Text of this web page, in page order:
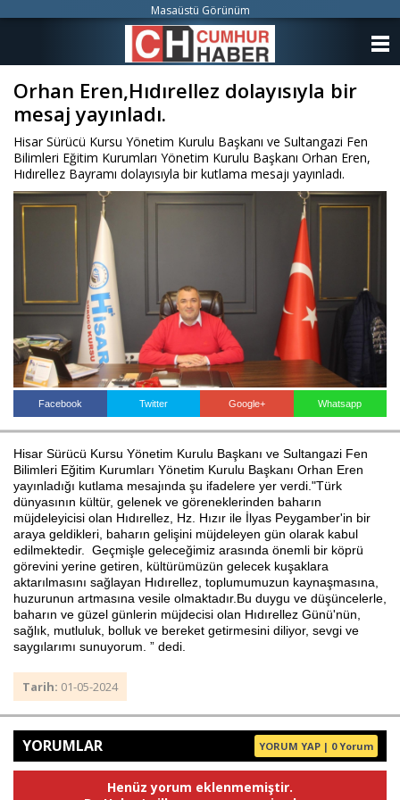
Orhan Eren,Hıdırellez dolayısıyla bir
mesaj yayınladı.
Hisar Sürücü Kursu Yönetim Kurulu Başkanı ve Sultangazi Fen
Bilimleri Eğitim Kurumları Yönetim Kurulu Başkanı Orhan Eren,
Hıdırellez Bayramı dolayısıyla bir kutlama mesajı yayınladı.
Facebook Twitter Google+ Whatsapp
Hisar Sürücü Kursu Yönetim Kurulu Başkanı ve Sultangazi Fen
Bilimleri Eğitim Kurumları Yönetim Kurulu Başkanı Orhan Eren
yayınladığı kutlama mesajında şu ifadelere yer verdi."Türk
dünyasının kültür, gelenek ve göreneklerinden baharın
müjdeleyicisi olan Hıdırellez, Hz. Hızır ile İlyas Peygamber'in bir
araya geldikleri, baharın gelişini müjdeleyen gün olarak kabul
edilmektedir. Geçmişle geleceğimiz arasında önemli bir köprü
görevini yerine getiren, kültürümüzün gelecek kuşaklara
aktarılmasını sağlayan Hıdırellez, toplumumuzun kaynaşmasına,
huzurunun artmasına vesile olmaktadır.Bu duygu ve düşüncelerle,
baharın ve güzel günlerin müjdecisi olan Hıdırellez Günü'nün,
sağlık, mutluluk, bolluk ve bereket getirmesini diliyor, sevgi ve
saygılarımı sunuyorum. ” dedi.
Tarih: 01-05-2024
YORUMLAR YORUM YAP | 0 Yorum
Henüz yorum eklenmemiştir.
Masaüstü Görünüm
KATEGORİLER
ANKETLER
FOTO GALERİ
VİDEO GALERİ
KÜNYE
İLETİŞİM
Haberin Doğru Adresi.